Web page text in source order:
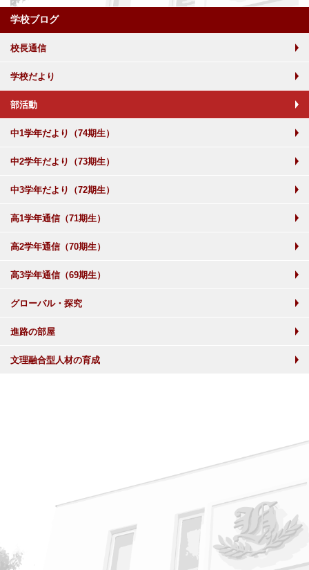
学校ブログ
校長通信
学校だより
部活動
中1学年だより（74期生）
中2学年だより（73期生）
中3学年だより（72期生）
高1学年通信（71期生）
高2学年通信（70期生）
高3学年通信（69期生）
グローバル・探究
進路の部屋
文理融合型人材の育成